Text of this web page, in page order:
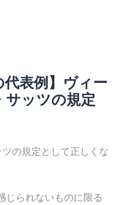
代表例】ヴィー
サッツの規定
の規定として正しくな
られないものに限る